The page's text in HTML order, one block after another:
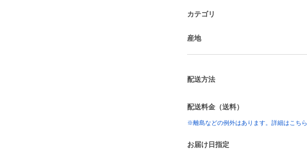
カテゴリ
産地
配送方法
配送料金（送料）
※離島などの例外はあります。詳細はこちら
お届け日指定